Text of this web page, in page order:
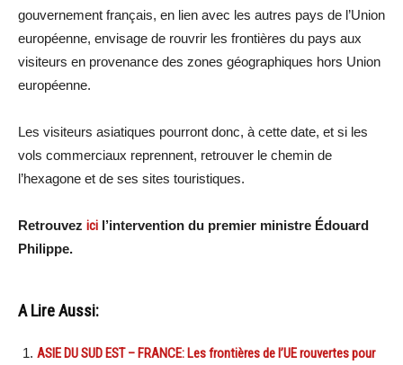
gouvernement français, en lien avec les autres pays de l’Union
européenne, envisage de rouvrir les frontières du pays aux
visiteurs en provenance des zones géographiques hors Union
européenne.
Les visiteurs asiatiques pourront donc, à cette date, et si les
vols commerciaux reprennent, retrouver le chemin de
l’hexagone et de ses sites touristiques.
Retrouvez ici l’intervention du premier ministre Édouard
Philippe.
A Lire Aussi:
ASIE DU SUD EST – FRANCE: Les frontières de l’UE rouvertes pour